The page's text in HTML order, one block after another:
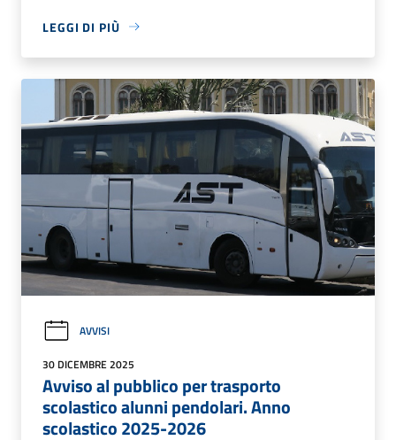
LEGGI DI PIÙ
AVVISI
30 DICEMBRE 2025
Avviso al pubblico per trasporto
scolastico alunni pendolari. Anno
scolastico 2025-2026